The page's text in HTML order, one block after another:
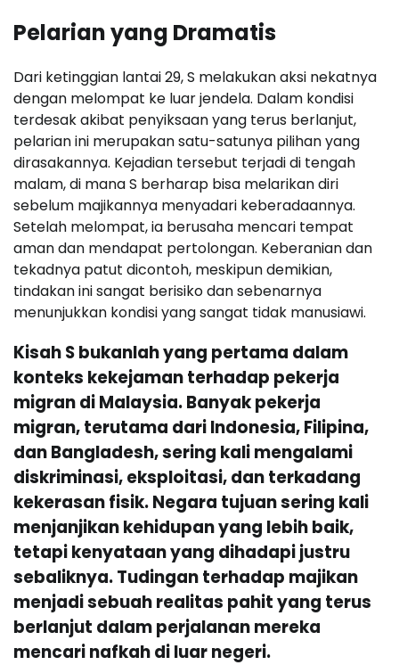
Pelarian yang Dramatis
Dari ketinggian lantai 29, S melakukan aksi nekatnya
dengan melompat ke luar jendela. Dalam kondisi
terdesak akibat penyiksaan yang terus berlanjut,
pelarian ini merupakan satu-satunya pilihan yang
dirasakannya. Kejadian tersebut terjadi di tengah
malam, di mana S berharap bisa melarikan diri
sebelum majikannya menyadari keberadaannya.
Setelah melompat, ia berusaha mencari tempat
aman dan mendapat pertolongan. Keberanian dan
tekadnya patut dicontoh, meskipun demikian,
tindakan ini sangat berisiko dan sebenarnya
menunjukkan kondisi yang sangat tidak manusiawi.
Kisah S bukanlah yang pertama dalam
konteks kekejaman terhadap pekerja
migran di Malaysia. Banyak pekerja
migran, terutama dari Indonesia, Filipina,
dan Bangladesh, sering kali mengalami
diskriminasi, eksploitasi, dan terkadang
kekerasan fisik. Negara tujuan sering kali
menjanjikan kehidupan yang lebih baik,
tetapi kenyataan yang dihadapi justru
sebaliknya. Tudingan terhadap majikan
menjadi sebuah realitas pahit yang terus
berlanjut dalam perjalanan mereka
mencari nafkah di luar negeri.